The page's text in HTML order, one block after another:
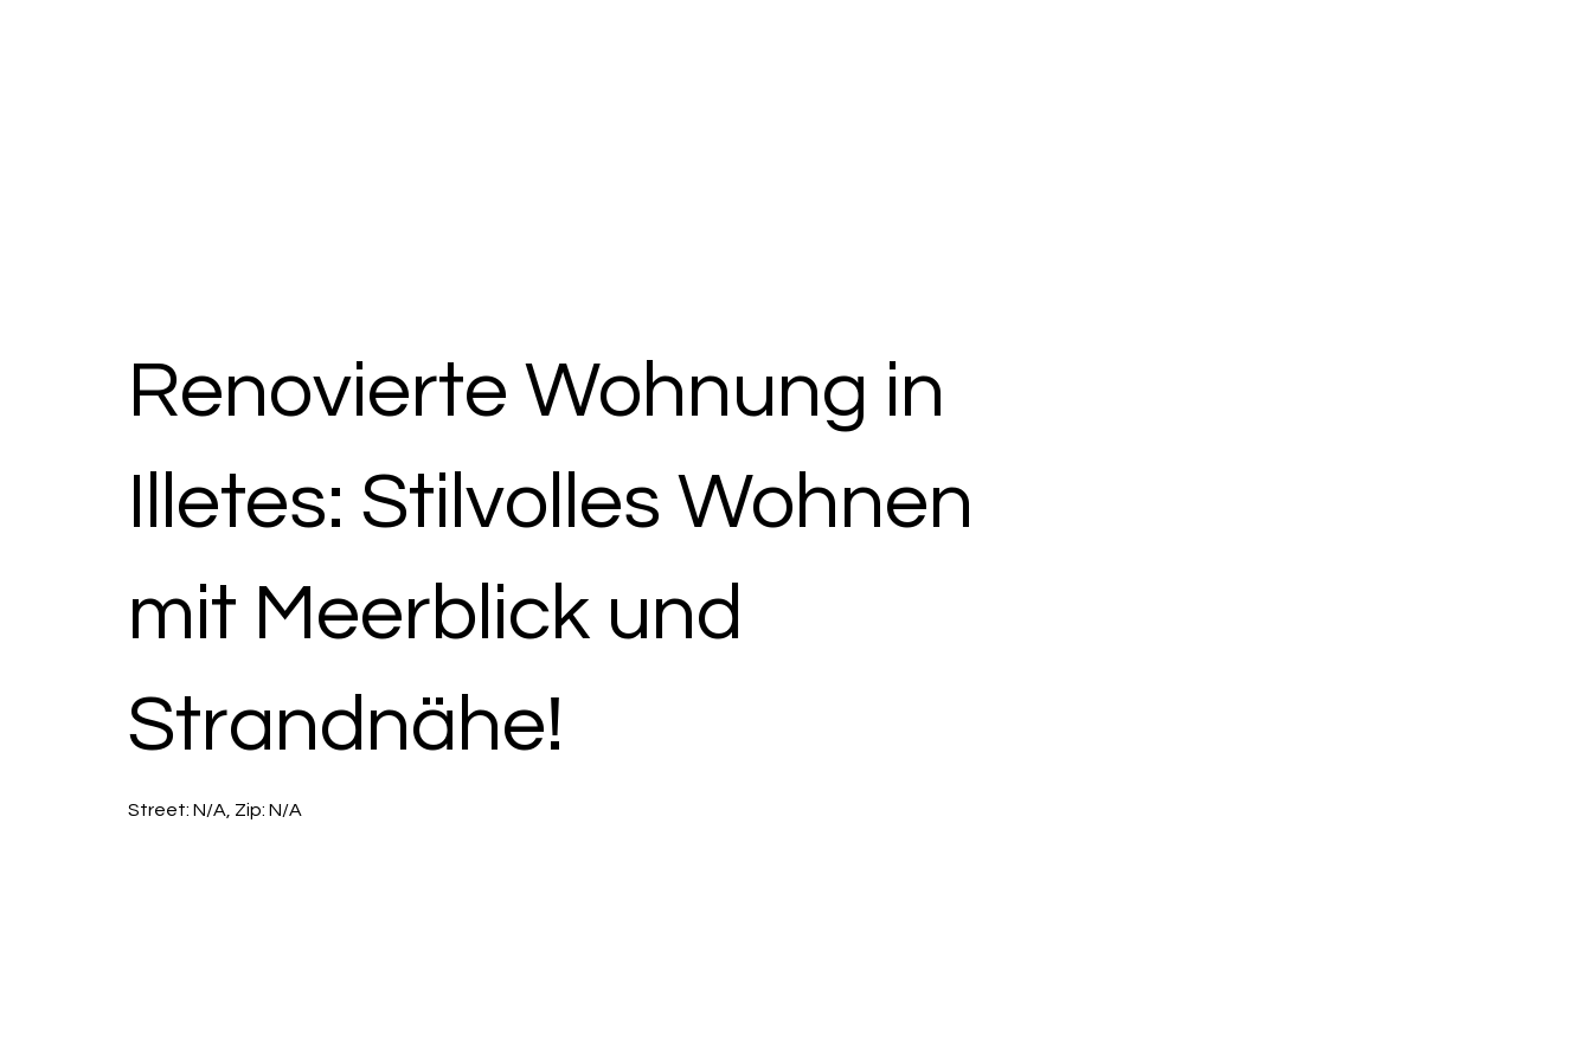
Renovierte Wohnung in
Illetes: Stilvolles Wohnen
mit Meerblick und
Strandnähe!
Street: N/A, Zip: N/A